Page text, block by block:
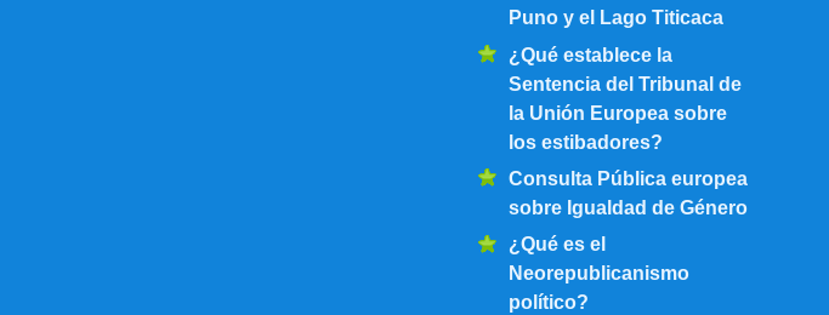
Puno y el Lago Titicaca
¿Qué establece la
Sentencia del Tribunal de
la Unión Europea sobre
los estibadores?
Consulta Pública europea
sobre Igualdad de Género
¿Qué es el
Neorepublicanismo
político?